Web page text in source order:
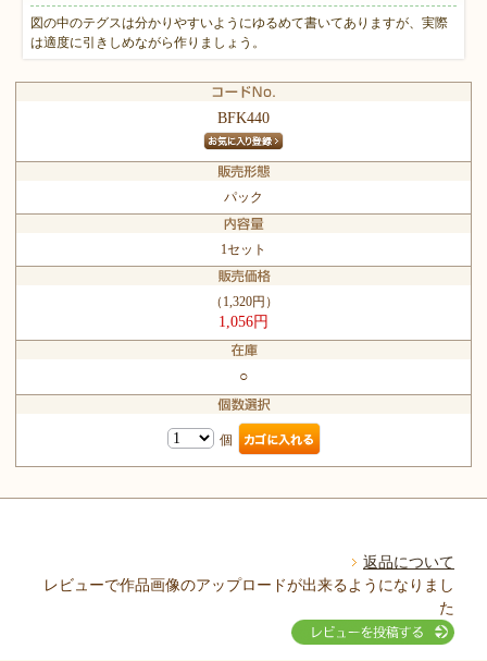
図の中のテグスは分かりやすいようにゆるめて書いてありますが、実際
は適度に引きしめながら作りましょう。
BFK440
パック
1セット
（1,320円）
1,056円
○
個
返品について
レビューで作品画像のアップロードが出来るようになりまし
た